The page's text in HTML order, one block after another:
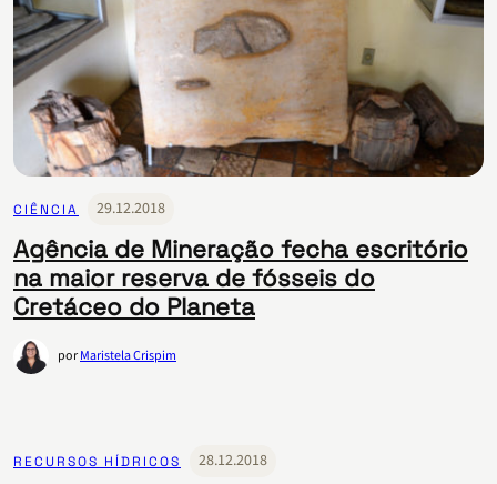
CIÊNCIA 29.12.2018
Agência de Mineração fecha escritório
na maior reserva de fósseis do
Cretáceo do Planeta
porMaristela Crispim
RECURSOS HÍDRICOS 28.12.2018